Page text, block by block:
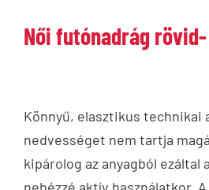
Női futónadrág
Könnyű, elasztikus technikai
nedvességet nem tartja
kipárolog az anyagból ezáltal